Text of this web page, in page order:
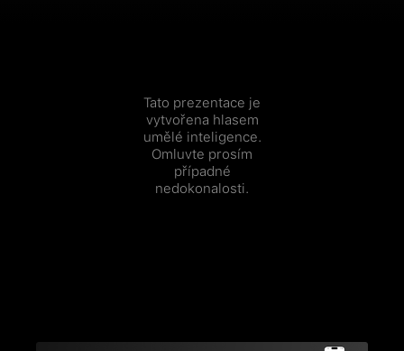
Tato prezentace je
vytvořena hlasem
umělé inteligence.
Omluvte prosím
případné
nedokonalosti.